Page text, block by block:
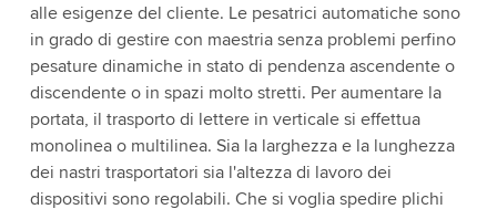
alle esigenze del cliente. Le pesatrici automatiche sono
in grado di gestire con maestria senza problemi perfino
pesature dinamiche in stato di pendenza ascendente o
discendente o in spazi molto stretti. Per aumentare la
portata, il trasporto di lettere in verticale si effettua
monolinea o multilinea. Sia la larghezza e la lunghezza
dei nastri trasportatori sia l'altezza di lavoro dei
dispositivi sono regolabili. Che si voglia spedire plichi